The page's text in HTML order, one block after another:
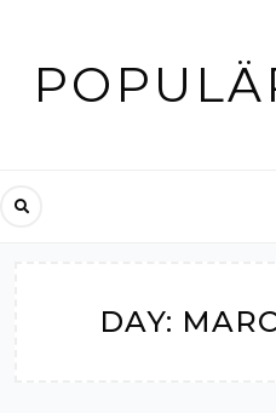
content
DAY: